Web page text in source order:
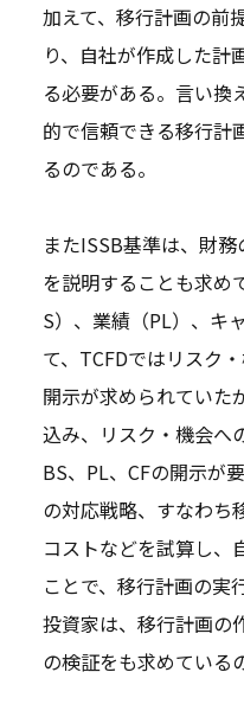
加えて、移行計画の前
り、自社が作成した計
る必要がある。言い換
的で信頼できる移行計
るのである。
またISSB基準は、財
を説明することも求め
S）、業績（PL）、キ
て、TCFDではリスク
開示が求められていた
込み、リスク・機会へ
BS、PL、CFの開示が
の対応戦略、すなわち
コストなどを試算し、
ことで、移行計画の実
投資家は、移行計画の
の検証をも求めている